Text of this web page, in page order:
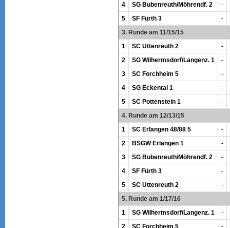
4
SG Bubenreuth/Möhrendf. 2 -
5
SF Fürth 3 -
3. Runde am 11/15/15
1
SC Uttenreuth 2 -
2
SG Wilhermsdorf/Langenz. 1 -
3
SC Forchheim 5 -
4
SG Eckental 1 -
5
SC Pottenstein 1 -
4. Runde am 12/13/15
1
SC Erlangen 48/88 5 -
2
BSGW Erlangen 1 -
3
SG Bubenreuth/Möhrendf. 2 -
4
SF Fürth 3 -
5
SC Uttenreuth 2 -
5. Runde am 1/17/16
1
SG Wilhermsdorf/Langenz. 1 -
2
SC Forchheim 5 -